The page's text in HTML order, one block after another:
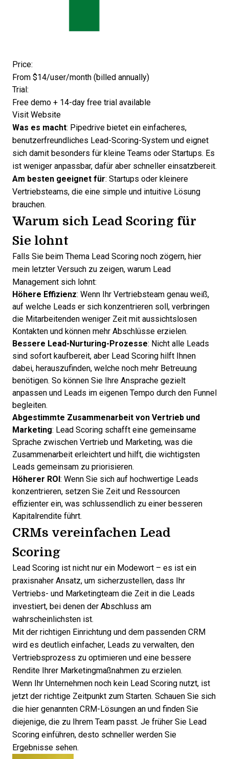
Opens new window
Price:
From $14/user/month (billed annually)
Trial:
Free demo + 14-day free trial available
Visit WebsiteOpens new window
Was es macht: Pipedrive bietet ein einfacheres,
benutzerfreundliches Lead-Scoring-System und eignet
sich damit besonders für kleine Teams oder Startups. Es
ist weniger anpassbar, dafür aber schneller einsatzbereit.
Am besten geeignet für: Startups oder kleinere
Vertriebsteams, die eine simple und intuitive Lösung
brauchen.
Warum sich Lead Scoring für
Sie lohnt
Falls Sie beim Thema Lead Scoring noch zögern, hier
mein letzter Versuch zu zeigen, warum Lead
Management sich lohnt:
Höhere Effizienz: Wenn Ihr Vertriebsteam genau weiß,
auf welche Leads er sich konzentrieren soll, verbringen
die Mitarbeitenden weniger Zeit mit aussichtslosen
Kontakten und können mehr Abschlüsse erzielen.
Bessere Lead-Nurturing-Prozesse: Nicht alle Leads
sind sofort kaufbereit, aber Lead Scoring hilft Ihnen
dabei, herauszufinden, welche noch mehr Betreuung
benötigen. So können Sie Ihre Ansprache gezielt
anpassen und Leads im eigenen Tempo durch den Funnel
begleiten.
Abgestimmte Zusammenarbeit von Vertrieb und
Marketing: Lead Scoring schafft eine gemeinsame
Sprache zwischen Vertrieb und Marketing, was die
Zusammenarbeit erleichtert und hilft, die wichtigsten
Leads gemeinsam zu priorisieren.
Höherer ROI : Wenn Sie sich auf hochwertige Leads
konzentrieren, setzen Sie Zeit und Ressourcen
effizienter ein, was schlussendlich zu einer besseren
Kapitalrendite führt.
CRMs vereinfachen Lead
Scoring
Lead Scoring ist nicht nur ein Modewort – es ist ein
praxisnaher Ansatz, um sicherzustellen, dass Ihr
Vertriebs- und Marketingteam die Zeit in die Leads
investiert, bei denen der Abschluss am
wahrscheinlichsten ist.
Mit der richtigen Einrichtung und dem passenden CRM
wird es deutlich einfacher, Leads zu verwalten, den
Vertriebsprozess zu optimieren und eine bessere
Rendite Ihrer Marketingmaßnahmen zu erzielen.
Wenn Ihr Unternehmen noch kein Lead Scoring nutzt, ist
jetzt der richtige Zeitpunkt zum Starten. Schauen Sie sich
die hier genannten CRM-Lösungen an und finden Sie
diejenige, die zu Ihrem Team passt. Je früher Sie Lead
Scoring einführen, desto schneller werden Sie
Ergebnisse sehen.